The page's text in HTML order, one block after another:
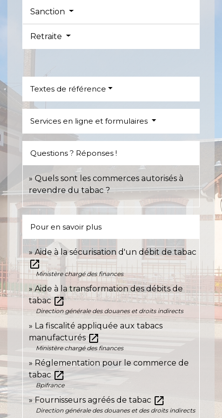
Sanction
Retraite
Textes de référence
Services en ligne et formulaires
Questions ? Réponses !
Quels sont les commerces autorisés à
revendre du tabac ?
Pour en savoir plus
Aide à la sécurisation d'un débit de tabac
open_in_new
Ministère chargé des finances
Aide à la transformation des débits de
tabac open_in_new
Direction générale des douanes et droits indirects
La fiscalité appliquée aux tabacs
manufacturés open_in_new
Ministère chargé des finances
Réglementation pour le commerce de
tabac open_in_new
Bpifrance
Fournisseurs agréés de tabac open_in_new
Direction générale des douanes et des droits indirects